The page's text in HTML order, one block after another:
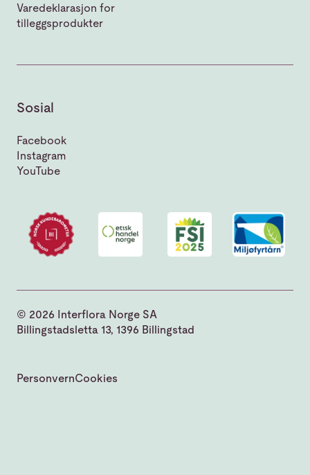
Varedeklarasjon for
tilleggsprodukter
Sosial
Facebook
Instagram
YouTube
© 2026 Interflora Norge SA
Billingstadsletta 13, 1396 Billingstad
PersonvernCookies